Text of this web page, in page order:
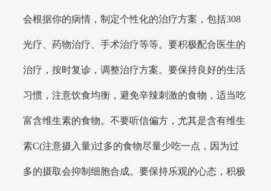
会根据你的病情，制定个性化的治疗方案，包括308
光疗、药物治疗、手术治疗等等。要积极配合医生的
治疗，按时复诊，调整治疗方案。要保持良好的生活
习惯，注意饮食均衡，避免辛辣刺激的食物，适当吃
富含维生素的食物。不要听信偏方，尤其是含有维生
素C(注意摄入量)过多的食物尽量少吃一点，因为过
多的摄取会抑制细胞合成。要保持乐观的心态，积极